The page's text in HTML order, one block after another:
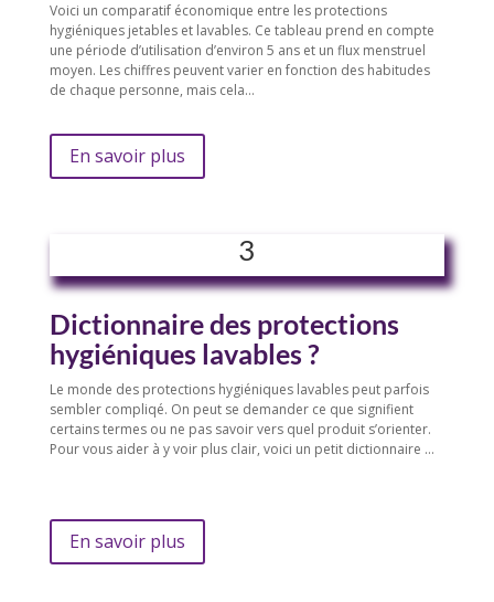
Voici un comparatif économique entre les protections
hygiéniques jetables et lavables. Ce tableau prend en compte
une période d’utilisation d’environ 5 ans et un flux menstruel
moyen. Les chiffres peuvent varier en fonction des habitudes
de chaque personne, mais cela…
En savoir plus
3
Dictionnaire des protections
hygiéniques lavables ?
Le monde des protections hygiéniques lavables peut parfois
sembler compliqé. On peut se demander ce que signifient
certains termes ou ne pas savoir vers quel produit s’orienter.
Pour vous aider à y voir plus clair, voici un petit dictionnaire …
En savoir plus